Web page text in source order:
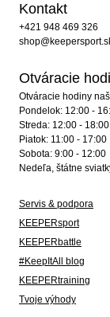
Kontakt
+421 948 469 326
Otváracie
Otváracie hodiny
Pondelok: 12:00 -
Streda: 12:00 -
Piatok: 11:00 - 17:00
Sobota: 9:00 - 12:00
Nedeľa, štátne
Servis & podpora
KEEPERsport
KEEPERbattle
#KeepItAll blog
KEEPERtraining
Tvoje výhody